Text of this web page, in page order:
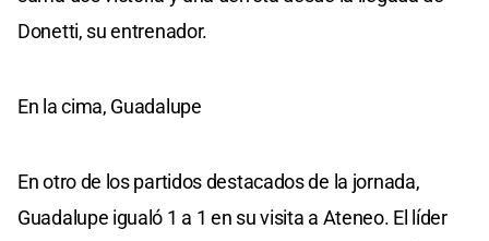
Donetti, su entrenador.
En la cima, Guadalupe
En otro de los partidos destacados de la jornada,
Guadalupe igualó 1 a 1 en su visita a Ateneo. El líder